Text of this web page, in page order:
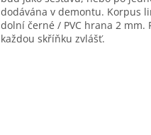
dodávána v demontu. Korpus
dolní černé / PVC hrana 2 mm.
každou skříňku zvlášť.